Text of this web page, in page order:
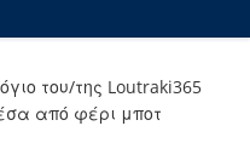
του/της Loutraki365
από φέρι μποτ